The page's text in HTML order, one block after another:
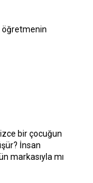
öğretmenin
bir çocuğun
İnsan
markasıyla mı